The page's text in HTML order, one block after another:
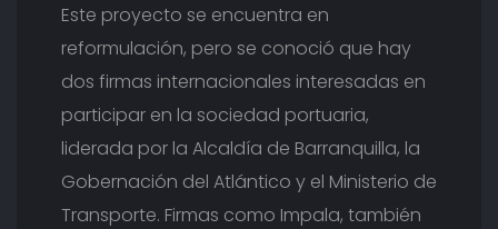
Este proyecto se encuentra en
reformulación, pero se conoció que hay
dos firmas internacionales interesadas en
participar en la sociedad portuaria,
liderada por la Alcaldía de Barranquilla, la
Gobernación del Atlántico y el Ministerio de
Transporte. Firmas como Impala, también